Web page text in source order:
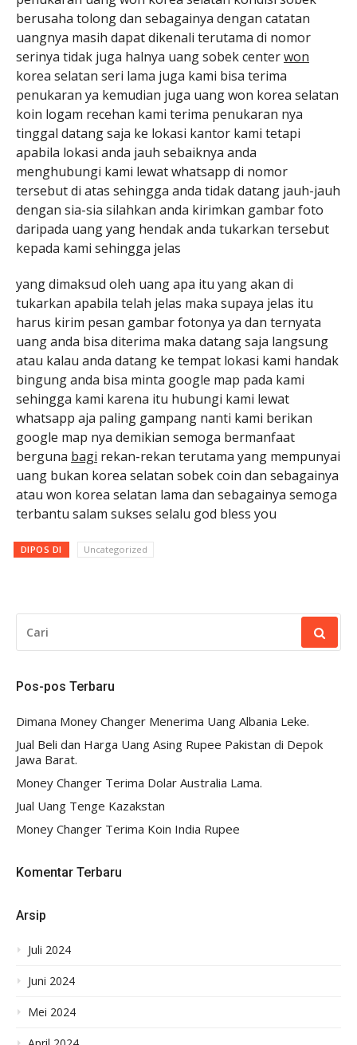
berusaha tolong dan sebagainya dengan catatan
uangnya masih dapat dikenali terutama di nomor
serinya tidak juga halnya uang sobek centerwon
korea selatan seri lama juga kami bisa terima
penukaran ya kemudian juga uang won korea selatan
koin logam recehan kami terima penukaran nya
tinggal datang saja ke lokasi kantor kami tetapi
apabila lokasi anda jauh sebaiknya anda
menghubungi kami lewat whatsapp di nomor
tersebut di atas sehingga anda tidak datang jauh-jauh
dengan sia-sia silahkan anda kirimkan gambar foto
daripada uang yang hendak anda tukarkan tersebut
kepada kami sehingga jelas
yang dimaksud oleh uang apa itu yang akan di
tukarkan apabila telah jelas maka supaya jelas itu
harus kirim pesan gambar fotonya ya dan ternyata
uang anda bisa diterima maka datang saja langsung
atau kalau anda datang ke tempat lokasi kami handak
bingung anda bisa minta google map pada kami
sehingga kami karena itu hubungi kami lewat
whatsapp aja paling gampang nanti kami berikan
google map nya demikian semoga bermanfaat
berguna bagi rekan-rekan terutama yang mempunyai
uang bukan korea selatan sobek coin dan sebagainya
atau won korea selatan lama dan sebagainya semoga
terbantu salam sukses selalu god bless you
DIPOS DI Uncategorized
UNTUK:
Pos-pos Terbaru
Dimana Money Changer Menerima Uang Albania Leke.
Jual Beli dan Harga Uang Asing Rupee Pakistan di Depok
Jawa Barat.
Money Changer Terima Dolar Australia Lama.
Jual Uang Tenge Kazakstan
Money Changer Terima Koin India Rupee
Komentar Terbaru
Arsip
Juli 2024
Juni 2024
Mei 2024